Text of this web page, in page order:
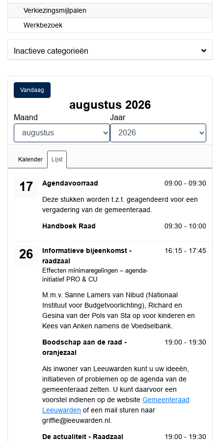
Verkiezingsmijlpalen
Werkbezoek
Inactieve categorieën
Vandaag
augustus 2026
Maand Jaar
Kalender Lijst
17 Agendavoorraad
maandag 17 augustus 2026 09:00 - 09:30
Deze stukken worden t.z.t. geagendeerd voor een
vergadering van de gemeenteraad.
Handboek Raad
maandag 17 augustus 2026 09:30 - 10:00
26
Informatieve bijeenkomst -
raadzaal
Effecten minimaregelingen – agenda-
initiatief PRO & CU
woensdag 26 augustus 2026 16:15 - 17:45
M.m.v. Sanne Lamers van Nibud (Nationaal
Instituut voor Budgetvoorlichting), Richard en
Gesina van der Pols van Sta op voor kinderen en
Kees van Anken namens de Voedselbank.
Boodschap aan de raad -
oranjezaal
woensdag 26 augustus 2026 19:00 - 19:30
Als inwoner van Leeuwarden kunt u uw ideeën,
initiatieven of problemen op de agenda van de
gemeenteraad zetten. U kunt daarvoor een
voorstel indienen op de website Gemeenteraad
Leeuwarden of een mail sturen naar
griffie@leeuwarden.nl.
De actualiteit - Raadzaal
woensdag 26 augustus 2026 19:00 - 19:30